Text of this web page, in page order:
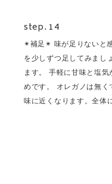
step. 14
✴︎補足✴︎ 味が足りないと
を少しずつ足してみまし
ます。 手軽に甘味と塩
めです。 オレガノは無
味に近くなります。全体